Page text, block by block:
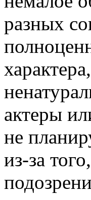
разных
актеры
не
из-за